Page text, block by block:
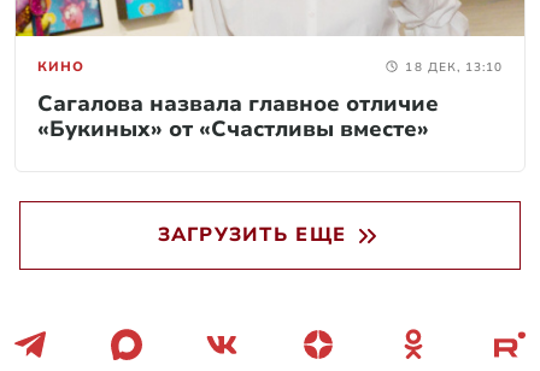
КИНО 18 ДЕК, 13:10
Сагалова назвала главное отличие
«Букиных» от «Счастливы вместе»
ЗАГРУЗИТЬ ЕЩЕ